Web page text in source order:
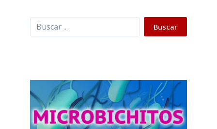
Buscar Buscar